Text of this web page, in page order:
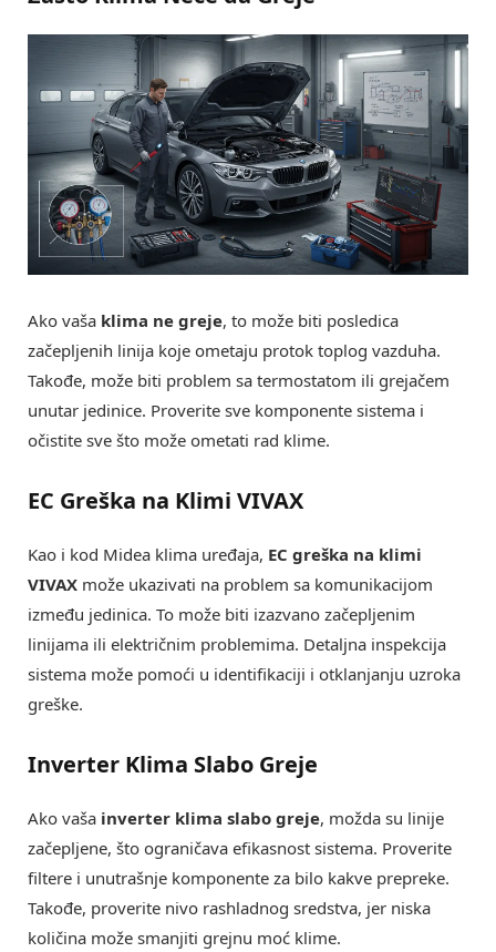
Ako vaša klima ne greje, to može biti posledica
začepljenih linija koje ometaju protok toplog vazduha.
Takođe, može biti problem sa termostatom ili grejačem
unutar jedinice. Proverite sve komponente sistema i
očistite sve što može ometati rad klime.
EC Greška na Klimi VIVAX
Kao i kod Midea klima uređaja, EC greška na klimi
VIVAX može ukazivati na problem sa komunikacijom
između jedinica. To može biti izazvano začepljenim
linijama ili električnim problemima. Detaljna inspekcija
sistema može pomoći u identifikaciji i otklanjanju uzroka
greške.
Inverter Klima Slabo Greje
Ako vaša inverter klima slabo greje, možda su linije
začepljene, što ograničava efikasnost sistema. Proverite
filtere i unutrašnje komponente za bilo kakve prepreke.
Takođe, proverite nivo rashladnog sredstva, jer niska
količina može smanjiti grejnu moć klime.